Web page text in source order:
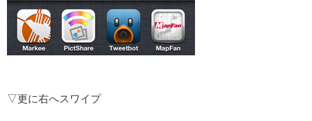
▽更に右へスワイプ